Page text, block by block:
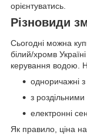
орієнтуватись.
Різновиди
Сьогодні можна
білий/хромв
керування водою.
одноричажні
з
електронні
Як правило, ціна